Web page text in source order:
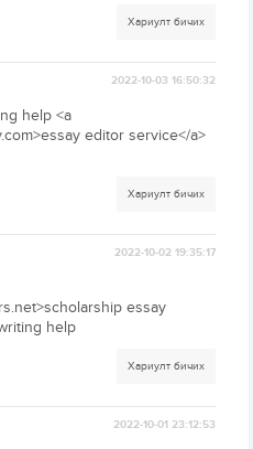
Хариулт бичих
2022-10-03 16:50:32
help <a
editor service</a>
Хариулт бичих
2022-10-02 19:35:17
essay
help
Хариулт бичих
2022-10-01 23:12:53